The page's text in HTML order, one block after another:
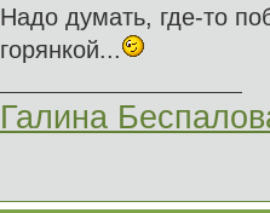
Надо думать, где-то
горянкой...
Галина